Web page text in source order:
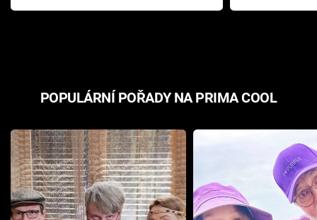
Pottera přišla s ráznou
přichází s
POPULÁRNÍ POŘADY NA PRIMA COOL